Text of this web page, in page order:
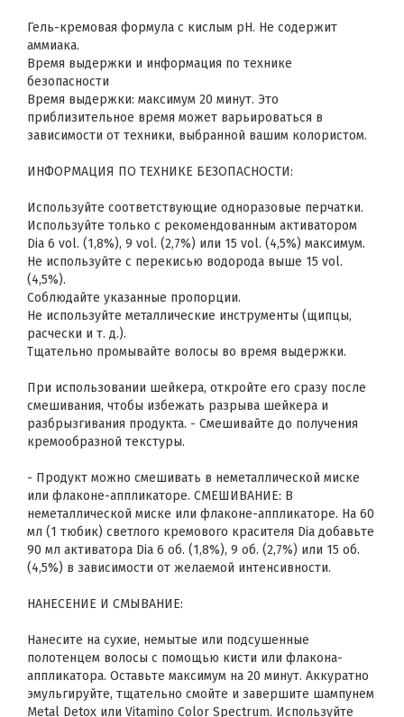
Гель-кремовая формула с кислым pH. Не содержит
аммиака.
Время выдержки и информация по технике
безопасности
Время выдержки: максимум 20 минут. Это
приблизительное время может варьироваться в
зависимости от техники, выбранной вашим колористом.
ИНФОРМАЦИЯ ПО ТЕХНИКЕ БЕЗОПАСНОСТИ:
Используйте соответствующие одноразовые перчатки.
Используйте только с рекомендованным активатором
Dia 6 vol. (1,8%), 9 vol. (2,7%) или 15 vol. (4,5%) максимум.
Не используйте с перекисью водорода выше 15 vol.
(4,5%).
Соблюдайте указанные пропорции.
Не используйте металлические инструменты (щипцы,
расчески и т. д.).
Тщательно промывайте волосы во время выдержки.
При использовании шейкера, откройте его сразу после
смешивания, чтобы избежать разрыва шейкера и
разбрызгивания продукта. - Смешивайте до получения
кремообразной текстуры.
- Продукт можно смешивать в неметаллической миске
или флаконе-аппликаторе. СМЕШИВАНИЕ: В
неметаллической миске или флаконе-аппликаторе. На 60
мл (1 тюбик) светлого кремового красителя Dia добавьте
90 мл активатора Dia 6 об. (1,8%), 9 об. (2,7%) или 15 об.
(4,5%) в зависимости от желаемой интенсивности.
НАНЕСЕНИЕ И СМЫВАНИЕ:
Нанесите на сухие, немытые или подсушенные
полотенцем волосы с помощью кисти или флакона-
аппликатора. Оставьте максимум на 20 минут. Аккуратно
эмульгируйте, тщательно смойте и завершите шампунем
Metal Detox или Vitamino Color Spectrum. Используйте